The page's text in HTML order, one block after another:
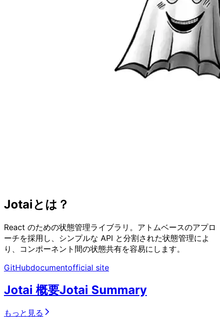
Jotaiとは？
React のための状態管理ライブラリ。アトムベースのアプロ
ーチを採用し、シンプルな API と分割された状態管理によ
り、コンポーネント間の状態共有を容易にします。
GitHubdocumentofficial site
Jotai 概要Jotai Summary
もっと見る